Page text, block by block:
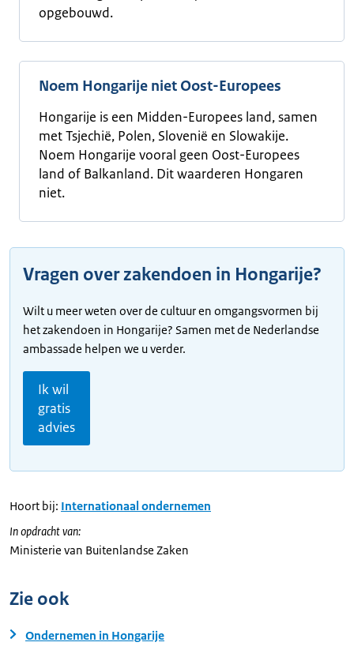
opgebouwd.
Noem Hongarije niet Oost-Europees
Hongarije is een Midden-Europees land, samen
met Tsjechië, Polen, Slovenië en Slowakije.
Noem Hongarije vooral geen Oost-Europees
land of Balkanland. Dit waarderen Hongaren
niet.
Vragen over zakendoen in Hongarije?
Wilt u meer weten over de cultuur en omgangsvormen bij
het zakendoen in Hongarije? Samen met de Nederlandse
ambassade helpen we u verder.
Ik wil
gratis
advies
Hoort bij: Internationaal ondernemen
In opdracht van:
Ministerie van Buitenlandse Zaken
Zie ook
Ondernemen in Hongarije